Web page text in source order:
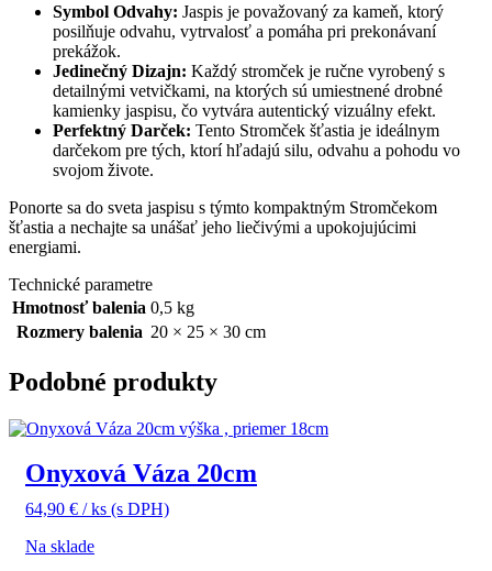
Symbol Odvahy: Jaspis je považovaný za kameň, ktorý
posilňuje odvahu, vytrvalosť a pomáha pri prekonávaní
prekážok.
Jedinečný Dizajn: Každý stromček je ručne vyrobený s
detailnými vetvičkami, na ktorých sú umiestnené drobné
kamienky jaspisu, čo vytvára autentický vizuálny efekt.
Perfektný Darček: Tento Stromček šťastia je ideálnym
darčekom pre tých, ktorí hľadajú silu, odvahu a pohodu vo
svojom živote.
Ponorte sa do sveta jaspisu s týmto kompaktným Stromčekom
šťastia a nechajte sa unášať jeho liečivými a upokojujúcimi
energiami.
Technické parametre
Hmotnosť balenia 0,5 kg
Rozmery balenia 20 × 25 × 30 cm
Podobné produkty
Onyxová Váza 20cm
64,90 € / ks (s DPH)
Na sklade